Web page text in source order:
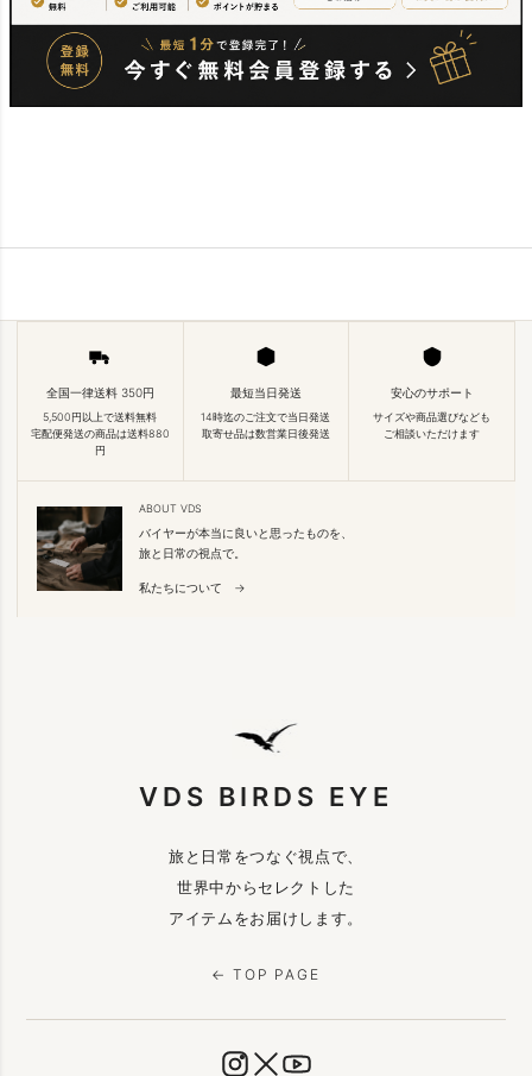
全国一律送料 350円
5,500円以上で送料無料
宅配便発送の商品は送料880
円
最短当日発送
14時迄のご注文で当日発送
取寄せ品は数営業日後発送
安心のサポート
サイズや商品選びなども
ご相談いただけます
ABOUT VDS
バイヤーが本当に良いと思ったものを、
旅と日常の視点で。
私たちについて →
VDS BIRDS EYE
旅と日常をつなぐ視点で、
世界中からセレクトした
アイテムをお届けします。
← TOP PAGE